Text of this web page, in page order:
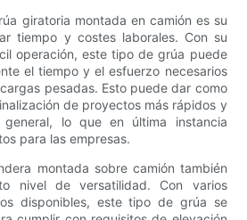
giratoria montada en camión es su
tiempo y costes laborales. Con su
operación, este tipo de grúa puede
el tiempo y el esfuerzo necesarios
pesadas. Esto puede dar como
de proyectos más rápidos y
lo que en última instancia
para las empresas.
montada sobre camión también
nivel de versatilidad. Con varios
disponibles, este tipo de grúa se